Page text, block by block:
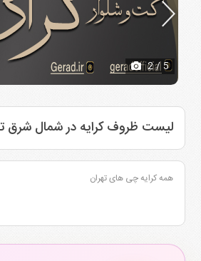
2/ 5
لیست ظروف کرایه در شمال شرق
همه کرایه چی های تهران